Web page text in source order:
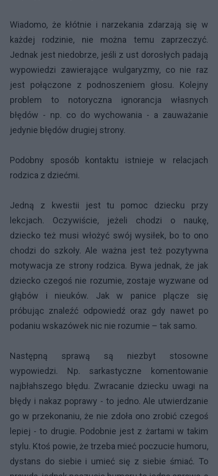
Wiadomo, że kłótnie i narzekania zdarzają się w
każdej rodzinie, nie można temu zaprzeczyć.
Jednak jest niedobrze, jeśli z ust dorosłych padają
wypowiedzi zawierające wulgaryzmy, co nie raz
jest połączone z podnoszeniem głosu. Kolejny
problem to notoryczna ignorancja własnych
błędów - np. co do wychowania - a zauważanie
jedynie błędów drugiej strony.
Podobny sposób kontaktu istnieje w relacjach
rodzica z dziećmi.
Jedną z kwestii jest tu pomoc dziecku przy
lekcjach. Oczywiście, jeżeli chodzi o naukę,
dziecko też musi włożyć swój wysiłek, bo to ono
chodzi do szkoły. Ale ważna jest też pozytywna
motywacja ze strony rodzica. Bywa jednak, że jak
dziecko czegoś nie rozumie, zostaje wyzwane od
głąbów i nieuków. Jak w panice plącze się
próbując znaleźć odpowiedź oraz gdy nawet po
podaniu wskazówek nic nie rozumie – tak samo.
Następną sprawą są niezbyt stosowne
wypowiedzi. Np. sarkastyczne komentowanie
najbłahszego błędu. Zwracanie dziecku uwagi na
błędy i nakaz poprawy - to jedno. Ale utwierdzanie
go w przekonaniu, że nie zdoła ono zrobić czegoś
lepiej - to drugie. Podobnie jest z żartami w takim
stylu. Ktoś powie, że trzeba mieć poczucie humoru,
dystans do siebie i umieć się z siebie śmiać. To